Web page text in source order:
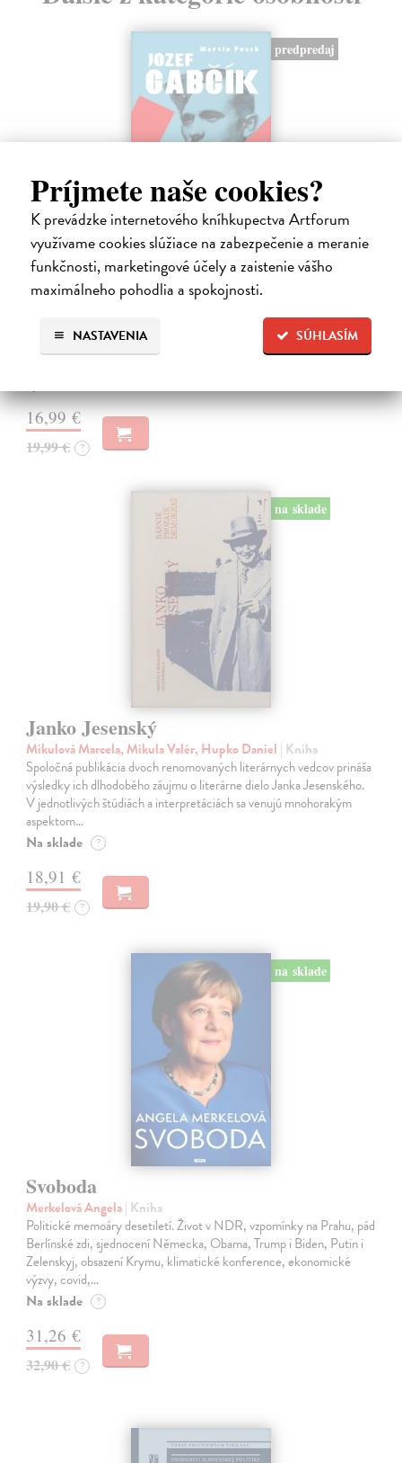
Príjmete naše cookies?
K prevádzke internetového kníhkupectva Artforum
využívame cookies slúžiace na zabezpečenie a meranie
funkčnosti, marketingové účely a zaistenie vášho
maximálneho pohodlia a spokojnosti.
SÚHLASÍM
NASTAVENIA
predpredaj
Jozef Gabčík. Človek, vojak, legenda
Posch Martin| Kniha
v uniforme, agenta, odbojára, atentát, kryptu v kostole. A okamih,
ktorý zmenil dejiny.
16,99 €
19,99 € ?
na sklade
Janko Jesenský
Mikulová Marcela, Mikula Valér, Hupko Daniel | Kniha
Spoločná publikácia dvoch renomovaných literárnych vedcov prináša
výsledky ich dlhodobého záujmu o literárne dielo Janka Jesenského.
V jednotlivých štúdiách a interpretáciách sa venujú mnohorakým
aspektom…
Na sklade ?
18,91 €
19,90 € ?
na sklade
Svoboda
Merkelová Angela| Kniha
Politické memoáry desetiletí. Život v NDR, vzpomínky na Prahu, pád
Berlínské zdi, sjednocení Německa, Obama, Trump i Biden, Putin i
Zelenskyj, obsazení Krymu, klimatické konference, ekonomické
výzvy, covid,…
Na sklade ?
31,26 €
32,90 € ?